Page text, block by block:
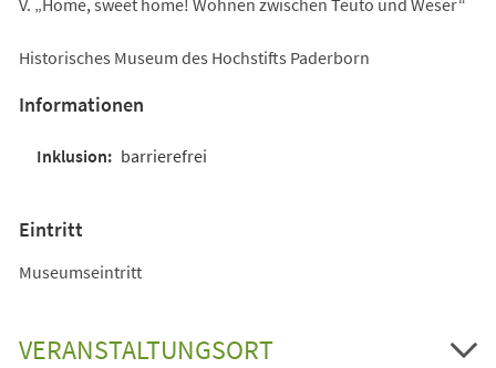
Historisches Museum des Hochstifts Paderborn
Informationen
barrierefrei
Eintritt
Museumseintritt
VERANSTALTUNGSORT